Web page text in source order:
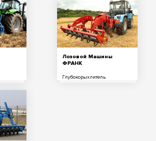
Лозовой Машины
ФРАНК
Глубокорыхлитель